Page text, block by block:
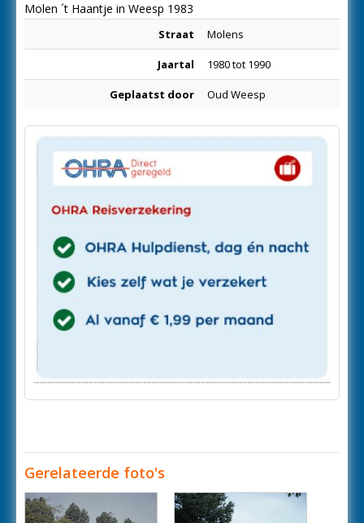
Molen ´t Haantje in Weesp 1983
Straat Molens
Jaartal 1980 tot 1990
Geplaatst door Oud Weesp
Gerelateerde foto's